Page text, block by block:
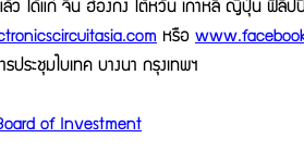
ล้ว ได้แก่ จีน ฮ่องกง ไต้หวัน เกาหลี ญี่ปุ่น ฟิลิปปิ
หรือ
ประชุมไบเทค บางนา กรุงเทพฯ
of Investment